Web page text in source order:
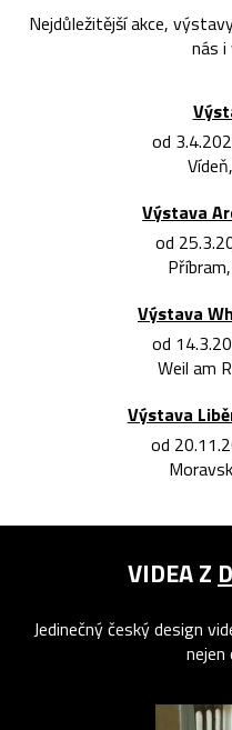
Nejdůležitější akce,
nás i
od
Výstava
od
Výstava
od
Weil am
Výstava
od
VIDEA Z
Jedinečný český design
nejen